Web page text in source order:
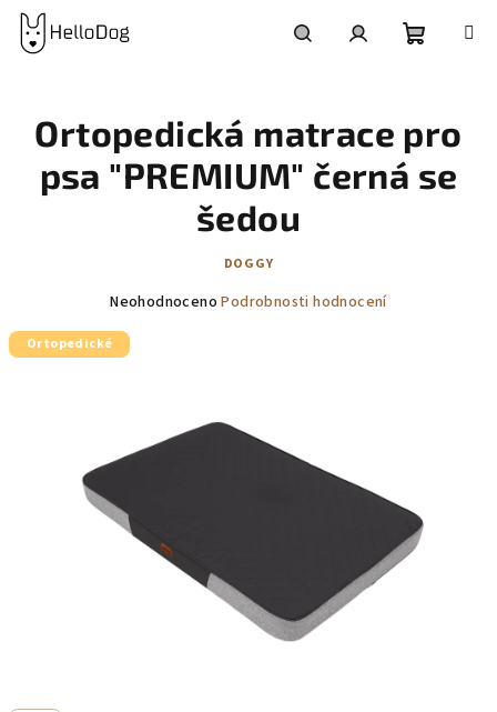
Přejít
obsah
košík
Ortopedická matrace pro
psa "PREMIUM" černá se
šedou
DOGGY
Průměrné
produktu
hvězdiček.
Neohodnoceno Podrobnosti hodnocení
Ortopedické